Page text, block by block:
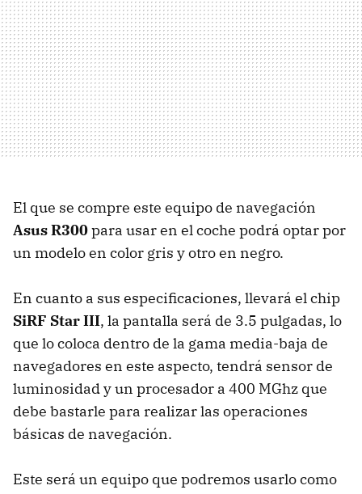
El que se compre este equipo de navegación
Asus R300para usar en el coche podrá optar por
un modelo en color gris y otro en negro.
En cuanto a sus especificaciones, llevará el chip
SiRF Star III, la pantalla será de 3.5 pulgadas, lo
que lo coloca dentro de la gama media-baja de
navegadores en este aspecto, tendrá sensor de
luminosidad y un procesador a 400 MGhz que
debe bastarle para realizar las operaciones
básicas de navegación.
Este será un equipo que podremos usarlo como